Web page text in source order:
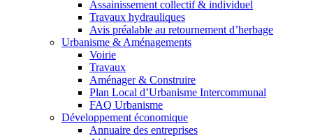
Assainissement collectif & individuel
Travaux hydrauliques
Avis préalable au retournement d’herbage
Urbanisme & Aménagements
Voirie
Travaux
Aménager & Construire
Plan Local d’Urbanisme Intercommunal
FAQ Urbanisme
Développement économique
Annuaire des entreprises